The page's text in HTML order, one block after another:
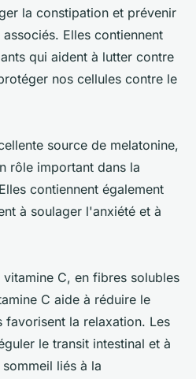
la constipation et prévenir
Elles contiennent
qui aident à lutter contre
nos cellules contre le
source de melatonine,
rôle important dans la
contiennent également
à soulager l'anxiété et à
C, en fibres solubles
C aide à réduire le
favorisent la relaxation. Les
le transit intestinal et à
liés à la